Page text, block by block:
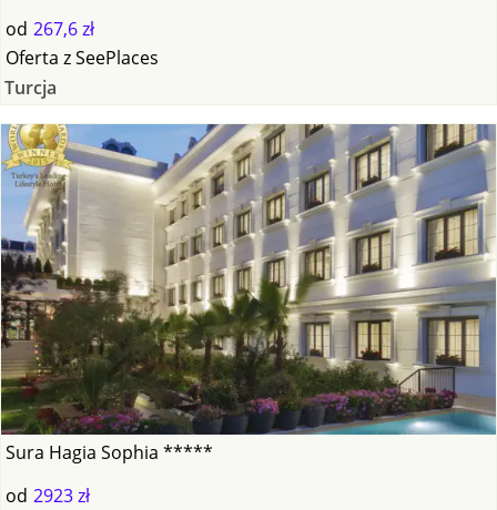
od 267,6 zł
Oferta zSeePlaces
Turcja
Sura Hagia Sophia *****
od 2923 zł